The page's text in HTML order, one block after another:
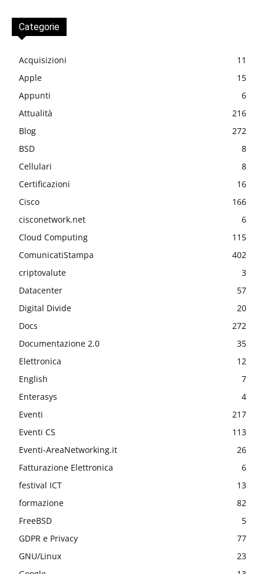
Categorie
Acquisizioni
11
Apple
15
Appunti
6
Attualità
216
Blog
272
BSD
8
Cellulari
8
Certificazioni
16
Cisco
166
cisconetwork.net
6
Cloud Computing
115
ComunicatiStampa
402
criptovalute
3
Datacenter
57
Digital Divide
20
Docs
272
Documentazione 2.0
35
Elettronica
12
English
7
Enterasys
4
Eventi
217
Eventi CS
113
Eventi-AreaNetworking.it
26
Fatturazione Elettronica
6
festival ICT
13
formazione
82
FreeBSD
5
GDPR e Privacy
77
GNU/Linux
23